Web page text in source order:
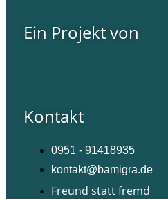
Ein Projekt von
Kontakt
0951 - 91418935
kontakt@bamigra.de
Freund statt fremd